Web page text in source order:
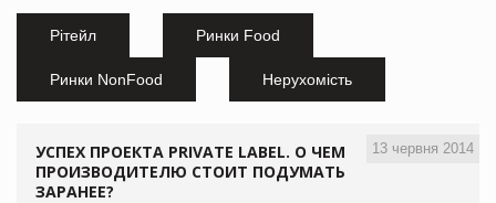
Рітейл Ринки Food
Ринки NonFood Нерухомість
13 червня 2014
УСПЕХ ПРОЕКТА PRIVATE LABEL. О ЧЕМ
ПРОИЗВОДИТЕЛЮ СТОИТ ПОДУМАТЬ
ЗАРАНЕЕ?